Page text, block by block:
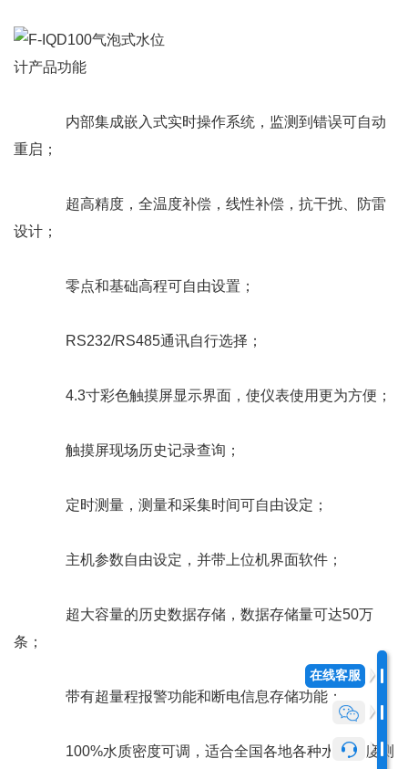
内部集成嵌入式实时操作系统，监测到错误可自动
重启；
超高精度，全温度补偿，线性补偿，抗干扰、防雷
设计 ；
零点和基础高程可自由设置 ；
RS232/RS485通讯自行选择 ；
4.3寸彩色触摸屏显示界面，使仪表使用更为方便；
触摸屏现场历史记录查询；
定时测量，测量和采集时间可自由设定 ；
主机参数自由设定，并带上位机界面软件 ；
超大容量的历史数据存储，数据存储量可达50万
条 ；
带有超量程报警功能和断电信息存储功能；
100%水质密度可调，适合全国各地各种水质高度测
在线客服